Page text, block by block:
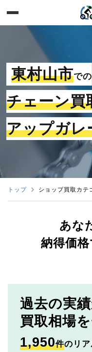
東村山市での
チェーン買
アップガレ
トップ ショップ買取カテ
あな
納得価
過去の実
買取相場
1,950件のリア